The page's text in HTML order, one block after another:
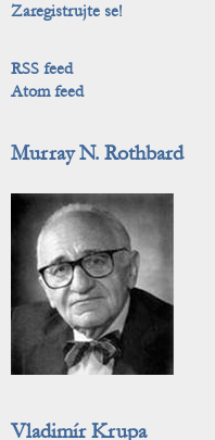
Zaregistrujte se!
RSS feed
Atom feed
Murray N. Rothbard
Vladimír Krupa